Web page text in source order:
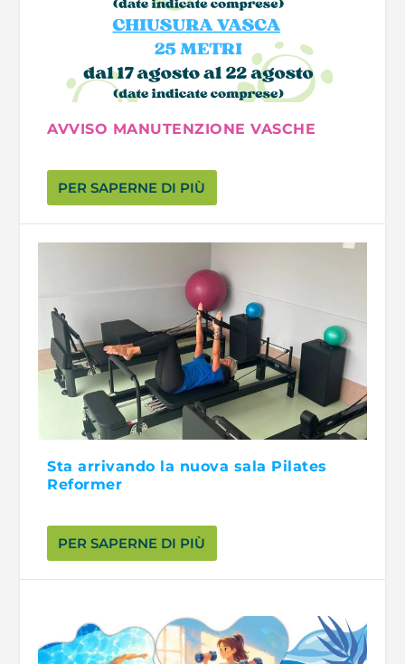
AVVISO MANUTENZIONE VASCHE
PER SAPERNE DI PIÙ
Sta arrivando la nuova sala Pilates
Reformer
PER SAPERNE DI PIÙ